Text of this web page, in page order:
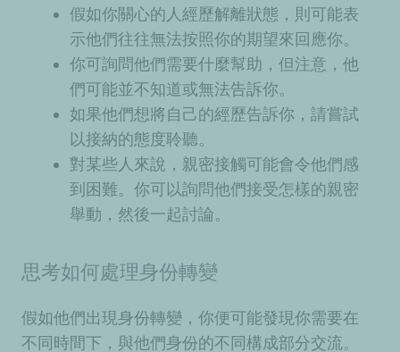
假如你關心的人經歷解離狀態，則可能表
示他們往往無法按照你的期望來回應你。
你可詢問他們需要什麼幫助，但注意，他
們可能並不知道或無法告訴你。
如果他們想將自己的經歷告訴你，請嘗試
以接納的態度聆聽。
對某些人來說，親密接觸可能會令他們感
到困難。你可以詢問他們接受怎樣的親密
舉動，然後一起討論。
思考如何處理身份轉變
假如他們出現身份轉變，你便可能發現你需要在
不同時間下，與他們身份的不同構成部分交流。